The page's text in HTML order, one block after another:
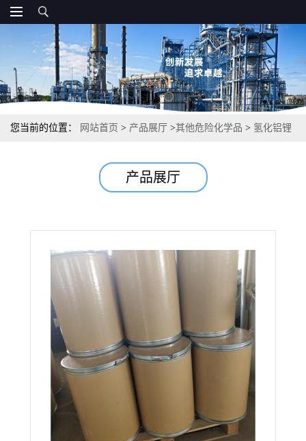
您当前的位置： 网站首页 > 产品展厅 >其他危险化学品 > 氢化铝锂
产品展厅